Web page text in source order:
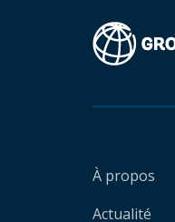
À propos
Actualité